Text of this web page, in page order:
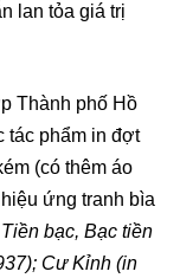
lan tỏa giá trị
Thành phố Hồ
tác phẩm in đợt
(có thêm áo
ứng tranh bìa
Tiền bạc, Bạc tiền
Cư Kỉnh (in